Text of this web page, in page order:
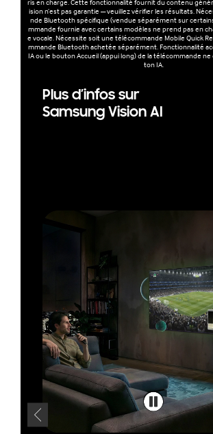
ris en charge. Cette fonctionnalité fournit du contenu
ision n’est pas garantie — veuillez vérifier les résultats.
nde Bluetooth spécifique (vendue séparément sur
mmande fournie avec certains modèles ne prend pas en
e vocale. Nécessite soit une télécommande Mobile Quick
mmande Bluetooth achetée séparément. Fonctionnalité
IA ou le bouton Accueil (appui long) de la télécommande
ton IA.
Plus d’infos sur
Samsung Vision AI